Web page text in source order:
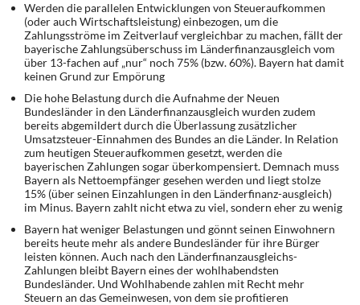
DIE LINKE
Weitere Themen
Memo-Gruppe
Institut Solidarische Moderne
Rosa-Luxemburg-Stiftung
Über mich
Kontakt
Werden die parallelen Entwicklungen von Steueraufkommen
(oder auch Wirtschaftsleistung) einbezogen, um die
Zahlungsströme im Zeitverlauf vergleichbar zu machen, fällt der
bayerische Zahlungsüberschuss im Länderfinanzausgleich vom
über 13-fachen auf „nur“ noch 75% (bzw. 60%). Bayern hat damit
keinen Grund zur Empörung
Die hohe Belastung durch die Aufnahme der Neuen
Bundesländer in den Länderfinanzausgleich wurden zudem
bereits abgemildert durch die Überlassung zusätzlicher
Umsatzsteuer-Einnahmen des Bundes an die Länder. In Relation
zum heutigen Steueraufkommen gesetzt, werden die
bayerischen Zahlungen sogar überkompensiert. Demnach muss
Bayern als Nettoempfänger gesehen werden und liegt stolze
15% (über seinen Einzahlungen in den Länderfinanz-ausgleich)
im Minus. Bayern zahlt nicht etwa zu viel, sondern eher zu wenig
Bayern hat weniger Belastungen und gönnt seinen Einwohnern
bereits heute mehr als andere Bundesländer für ihre Bürger
leisten können. Auch nach den Länderfinanzausgleichs-
Zahlungen bleibt Bayern eines der wohlhabendsten
Bundesländer. Und Wohlhabende zahlen mit Recht mehr
Steuern an das Gemeinwesen, von dem sie profitieren